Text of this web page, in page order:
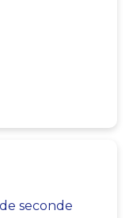
seconde